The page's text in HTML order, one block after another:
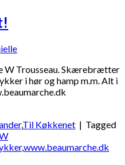
W Trousseau. Skærebrætter
i hør og hamp m.m. Alt i
,Til Køkkenet | Tagged
,www.beaumarche.dk